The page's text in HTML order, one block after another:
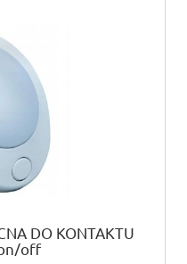
DO KONTAKTU
off